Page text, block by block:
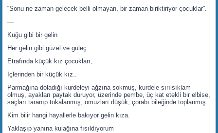
“Sonu ne zaman gelecek belli olmayan, bir zaman biriktiriyor çocuklar”.
—
Kuğu gibi bir gelin
Her gelin gibi güzel ve güleç
Etrafında küçük kız çocukları,
İçlerinden bir küçük kız..
Parmağına doladığı kurdeleyi ağzına sokmuş, kurdele sırılsıklam
olmuş, ayakları paytak duruyor, üzerinde pembe, üç kat etekli bir elbise,
saçları taranıp tokalanmış, omuzları düşük, çorabı bileğinde toplanmış.
Kim bilir hangi hayallerle bakıyor gelin kıza.
Yaklaşıp yanına kulağına fısıldıyorum